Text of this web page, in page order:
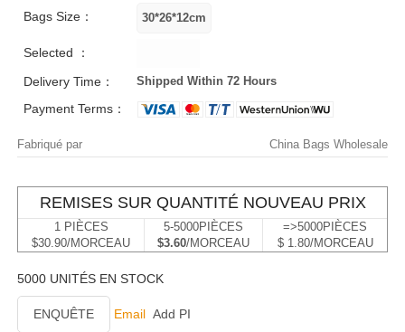
Bags Size：
Selected ：
Delivery Time：
Shipped Within 72 Hours
Payment Terms：
Fabriqué par China Bags Wholesale
REMISES SUR QUANTITÉ NOUVEAU PRIX
1 PIÈCES
$30.90/MORCEAU
5-5000PIÈCES
$3.60/MORCEAU
=>5000PIÈCES
$ 1.80/MORCEAU
5000 UNITÉS EN STOCK
ENQUÊTE Email Add PI